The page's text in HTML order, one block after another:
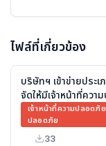
ไฟล์ที่เกี่ยวข้อง
บริษัทฯ เข้าข่ายประ
จัดให้มีเจ้าหน้าที่คว
ปลอดภัย อาชีวอนา
ประกอบกิจการ หรือไม่
เจ้าหน้าที่ความปลอดภั
ปลอดภัย
33